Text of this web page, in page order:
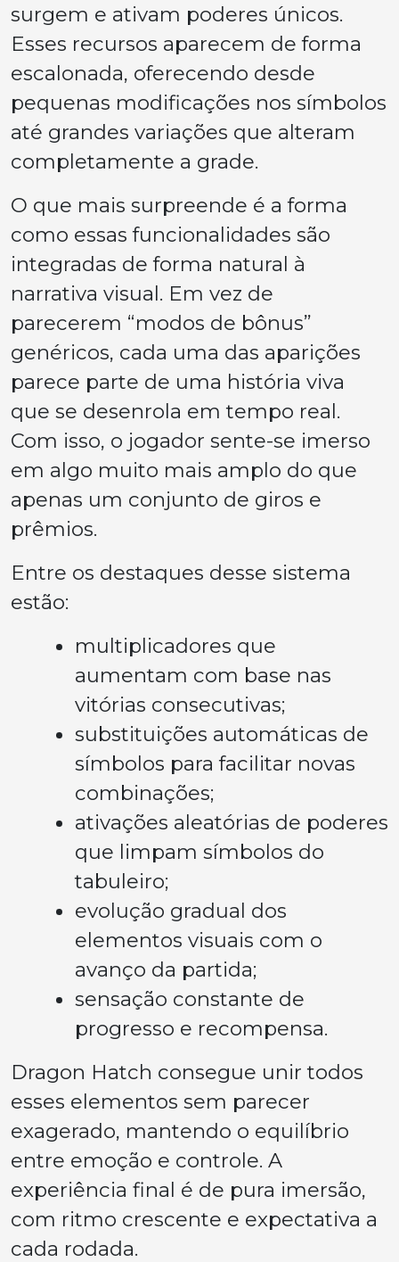
surgem e ativam poderes únicos.
Esses recursos aparecem de forma
escalonada, oferecendo desde
pequenas modificações nos símbolos
até grandes variações que alteram
completamente a grade.
O que mais surpreende é a forma
como essas funcionalidades são
integradas de forma natural à
narrativa visual. Em vez de
parecerem “modos de bônus”
genéricos, cada uma das aparições
parece parte de uma história viva
que se desenrola em tempo real.
Com isso, o jogador sente-se imerso
em algo muito mais amplo do que
apenas um conjunto de giros e
prêmios.
Entre os destaques desse sistema
estão:
multiplicadores que
aumentam com base nas
vitórias consecutivas;
substituições automáticas de
símbolos para facilitar novas
combinações;
ativações aleatórias de poderes
que limpam símbolos do
tabuleiro;
evolução gradual dos
elementos visuais com o
avanço da partida;
sensação constante de
progresso e recompensa.
Dragon Hatch consegue unir todos
esses elementos sem parecer
exagerado, mantendo o equilíbrio
entre emoção e controle. A
experiência final é de pura imersão,
com ritmo crescente e expectativa a
cada rodada.